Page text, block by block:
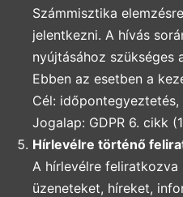
Számmisztika
jelentkezni. A hívás
nyújtásához szükséges
Ebben az esetben a
Cél:
Jogalap: GDPR 6. cikk
Hírlevélre történő
A hírlevélre feliratkozva
üzeneteket, híreket,